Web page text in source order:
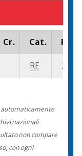
Cr. Cat.
RF 2 su-
nazionali
non compare
con ogni